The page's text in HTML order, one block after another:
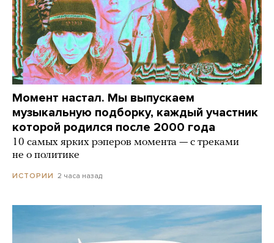
Момент настал. Мы выпускаем
музыкальную подборку, каждый участник
которой родился после 2000 года
10 самых ярких рэперов момента — с треками
не о политике
ИСТОРИИ 2 часа назад